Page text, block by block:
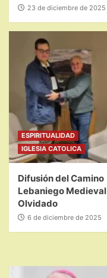
23 de diciembre de 2025
ESPIRITUALIDAD
IGLESIA CATOLICA
Difusión del Camino
Lebaniego Medieval
Olvidado
6 de diciembre de 2025